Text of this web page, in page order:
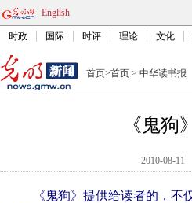
English
时政 国际 时评 理论 文化
首页>首页 > 中华读书报
《鬼
2010-08-11
《鬼狗》提供给读者的，